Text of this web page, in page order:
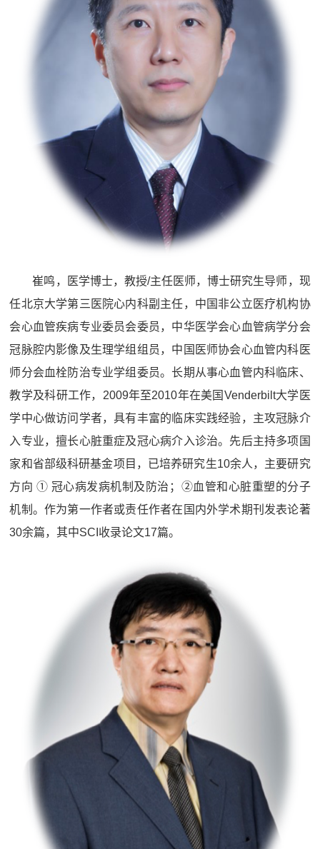
崔鸣，医学博士，教授/主任医师，博士研究生导师，现
任北京大学第三医院心内科副主任，中国非公立医疗机构协
会心血管疾病专业委员会委员，中华医学会心血管病学分会
冠脉腔内影像及生理学组组员，中国医师协会心血管内科医
师分会血栓防治专业学组委员。长期从事心血管内科临床、
教学及科研工作，2009年至2010年在美国Venderbilt大学医
学中心做访问学者，具有丰富的临床实践经验，主攻冠脉介
入专业，擅长心脏重症及冠心病介入诊治。先后主持多项国
家和省部级科研基金项目，已培养研究生10余人，主要研究
方向 ① 冠心病发病机制及防治；②血管和心脏重塑的分子
机制。作为第一作者或责任作者在国内外学术期刊发表论著
30余篇，其中SCI收录论文17篇。